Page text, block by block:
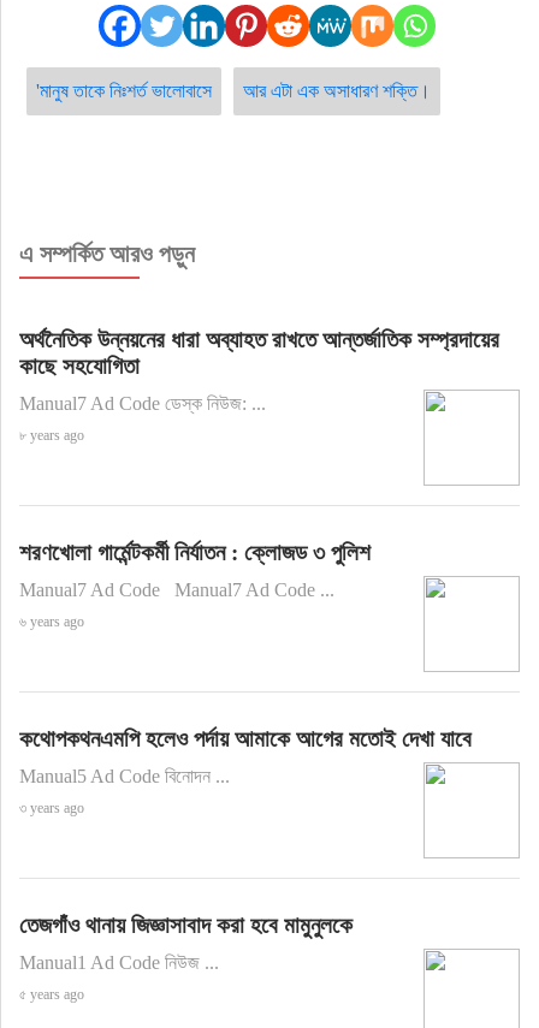
'মানুষ তাকে নিঃশর্ত ভালোবাসে আর এটা এক অসাধারণ শক্তি।
এ সম্পর্কিত আরও পড়ুন
অর্থনৈতিক উন্নয়নের ধারা অব্যাহত রাখতে আন্তর্জাতিক সম্প্রদায়ের
কাছে সহযোগিতা
Manual7 Ad Code ডেস্ক নিউজ: ...
৮ years ago
শরণখোলা গার্মেন্টকর্মী নির্যাতন : ক্লোজড ৩ পুলিশ
Manual7 Ad Code Manual7 Ad Code ...
৬ years ago
কথোপকথনএমপি হলেও পর্দায় আমাকে আগের মতোই দেখা যাবে
Manual5 Ad Code বিনোদন ...
৩ years ago
তেজগাঁও থানায় জিজ্ঞাসাবাদ করা হবে মামুনুলকে
Manual1 Ad Code নিউজ ...
৫ years ago